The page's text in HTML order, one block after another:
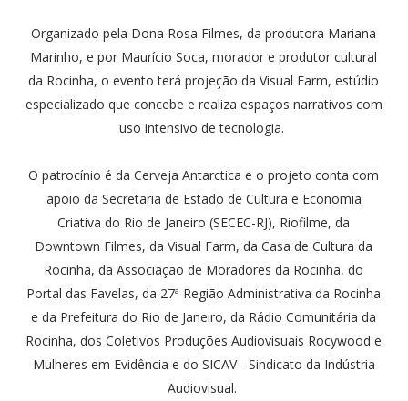
Organizado pela Dona Rosa Filmes, da produtora Mariana
Marinho, e por Maurício Soca, morador e produtor cultural
da Rocinha, o evento terá projeção da Visual Farm, estúdio
especializado que concebe e realiza espaços narrativos com
uso intensivo de tecnologia.
O patrocínio é da Cerveja Antarctica e o projeto conta com
apoio da Secretaria de Estado de Cultura e Economia
Criativa do Rio de Janeiro (SECEC-RJ), Riofilme, da
Downtown Filmes, da Visual Farm, da Casa de Cultura da
Rocinha, da Associação de Moradores da Rocinha, do
Portal das Favelas, da 27ª Região Administrativa da Rocinha
e da Prefeitura do Rio de Janeiro, da Rádio Comunitária da
Rocinha, dos Coletivos Produções Audiovisuais Rocywood e
Mulheres em Evidência e do SICAV - Sindicato da Indústria
Audiovisual.